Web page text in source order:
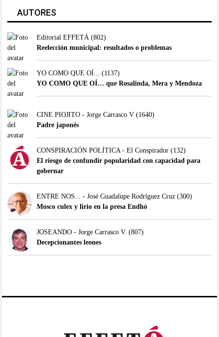
AUTORES
Editorial EFFETÁ (802)
Reelección municipal: resultados o problemas
YO COMO QUE OÍ...
(1137)
YO COMO QUE OÍ… que Rosalinda, Mera y Mendoza
CINE PIOJITO - Jorge Carrasco V(1640)
Padre japonés
CONSPIRACIÓN POLÍTICA - El Conspirador(132)
El riesgo de confundir popularidad con capacidad para
gobernar
ENTRE NOS... - José Guadalupe Rodríguez Cruz(300)
Mosco culex y lirio en la presa Endhó
JOSEANDO - Jorge Carrasco V. (807)
Decepcionantes leones